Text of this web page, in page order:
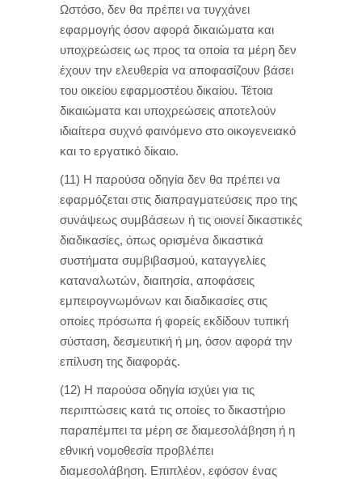
Ωστόσο, δεν θα πρέπει να τυγχάνει
εφαρμογής όσον αφορά δικαιώματα και
υποχρεώσεις ως προς τα οποία τα μέρη δεν
έχουν την ελευθερία να αποφασίζουν βάσει
του οικείου εφαρμοστέου δικαίου. Τέτοια
δικαιώματα και υποχρεώσεις αποτελούν
ιδιαίτερα συχνό φαινόμενο στο οικογενειακό
και το εργατικό δίκαιο.
(11) Η παρούσα οδηγία δεν θα πρέπει να
εφαρμόζεται στις διαπραγματεύσεις προ της
συνάψεως συμβάσεων ή τις οιονεί δικαστικές
διαδικασίες, όπως ορισμένα δικαστικά
συστήματα συμβιβασμού, καταγγελίες
καταναλωτών, διαιτησία, αποφάσεις
εμπειρογνωμόνων και διαδικασίες στις
οποίες πρόσωπα ή φορείς εκδίδουν τυπική
σύσταση, δεσμευτική ή μη, όσον αφορά την
επίλυση της διαφοράς.
(12) Η παρούσα οδηγία ισχύει για τις
περιπτώσεις κατά τις οποίες το δικαστήριο
παραπέμπει τα μέρη σε διαμεσολάβηση ή η
εθνική νομοθεσία προβλέπει
διαμεσολάβηση. Επιπλέον, εφόσον ένας